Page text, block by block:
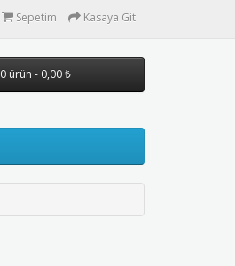
Sepetim Kasaya Git
0 ürün - 0,00 ₺